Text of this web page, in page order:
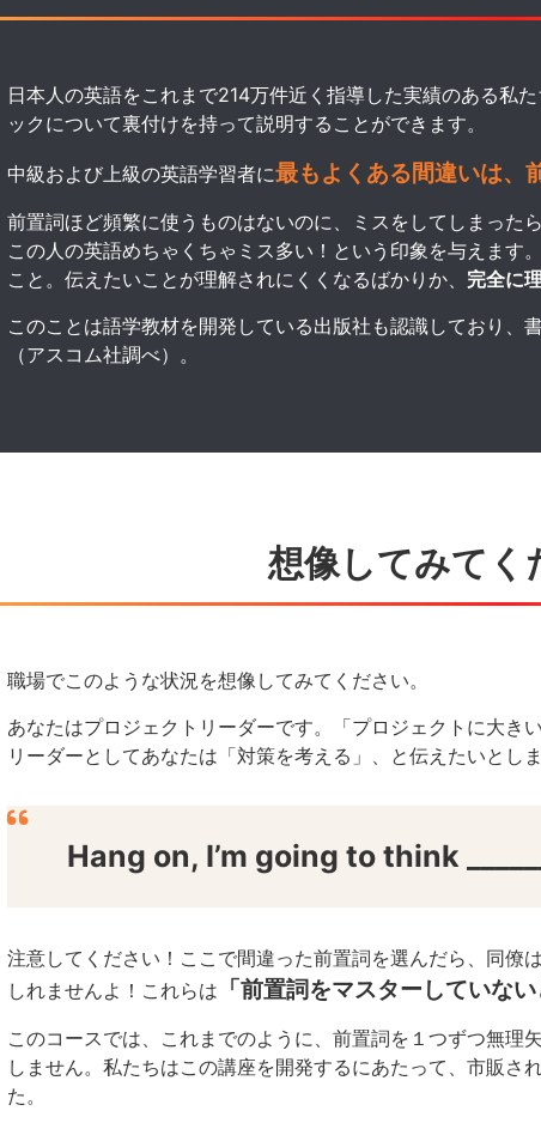
日本人の英語をこれまで214万件近く指導した実績のある私
ックについて裏付けを持って説明することができます。
中級および上級の英語学習者に最もよくある間違いは、
前置詞ほど頻繁に使うものはないのに、ミスをしてしまった
この人の英語めちゃくちゃミス多い！という印象を与えます。
こと。伝えたいことが理解されにくくなるばかりか、 完全に
このことは語学教材を開発している出版社も認識しており、
（アスコム社調べ）。
想像してみてく
職場でこのような状況を想像してみてください。
あなたはプロジェクトリーダーです。
「プロジェクトに大き
リーダーとしてあなたは「対策を考える」、と伝えたいとし
Hang on, I’m going to think
注意してください！ ここで間違った前置詞を選んだら、同僚
しれませんよ！ これらは 「前置詞をマスターしていな
このコースでは、これまでのように、前置詞を１つずつ無理
しません。 私たちはこの講座を開発するにあたって、市販さ
た。